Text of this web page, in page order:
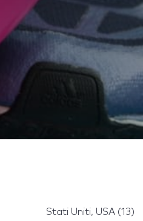
Stati Uniti, USA (13)